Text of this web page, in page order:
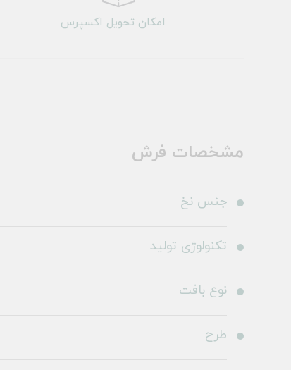
امکان تحویل اکسپرس
مشخصات فرش
جنس نخ
تکنولوژی تولید
نوع بافت
طرح